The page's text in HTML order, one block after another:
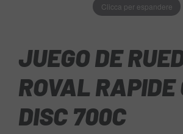
Clicca per espandere
JUEGO DE
ROVAL RAPIDE
DISC 700C